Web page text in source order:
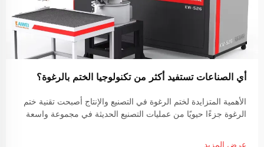
أي الصناعات تستفيد أكثر من تكنولوجيا الختم بالرغوة؟
الأهمية المتزايدة لختم الرغوة في التصنيع والإنتاج أصبحت تقنية ختم
الرغوة جزءًا حيويًا من عمليات التصنيع الحديثة في مجموعة واسعة
عرض المزيد